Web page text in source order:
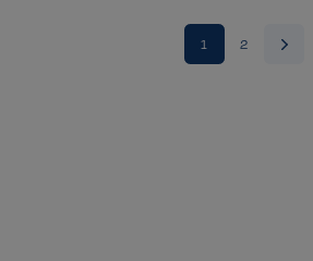
1 2
nezbytná pro zajištění bezpečného